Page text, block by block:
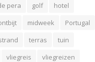
pera
golf
hotel
midweek
Portugal
terras
tuin
vliegreis
vliegreizen